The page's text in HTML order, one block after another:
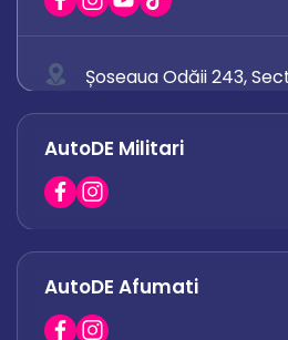
Șoseaua Odăii 243,
0758 671 921
0742 444 194
office.odaii@autode.ro
AutoDE Militari
0758 338 428
AutoDE Afumati